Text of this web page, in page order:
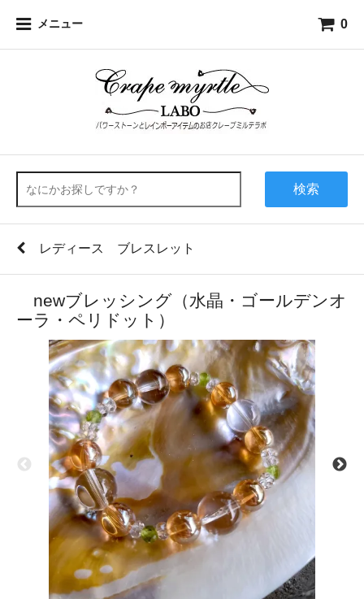
メニュー 0
検索
レディース ブレスレット
newブレッシング（水晶・ゴールデンオ
ーラ・ペリドット）